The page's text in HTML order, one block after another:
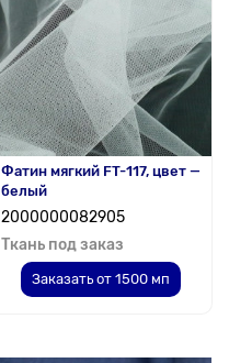
Фатин мягкий FT-117, цвет —
белый
2000000082905
Ткань под заказ
Заказать от 1500 мп